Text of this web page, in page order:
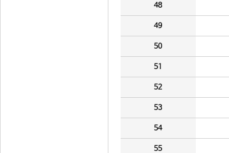
48
49
50
51
52
53
54
55